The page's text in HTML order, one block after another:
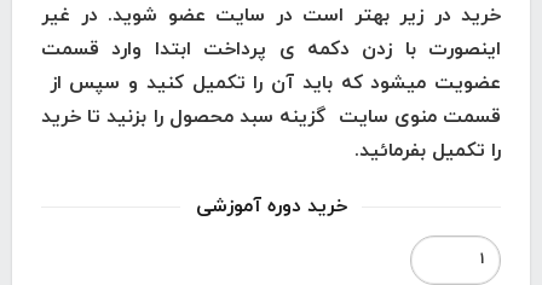
خرید در زیر بهتر است در سایت عضو شوید. در غیر
اینصورت با زدن دکمه ی پرداخت ابتدا وارد قسمت
عضویت میشود که باید آن را تکمیل کنید و سپس از
قسمت منوی سایت گزینه سبد محصول را بزنید تا خرید
را تکمیل بفرمائید.
خرید دوره آموزشی